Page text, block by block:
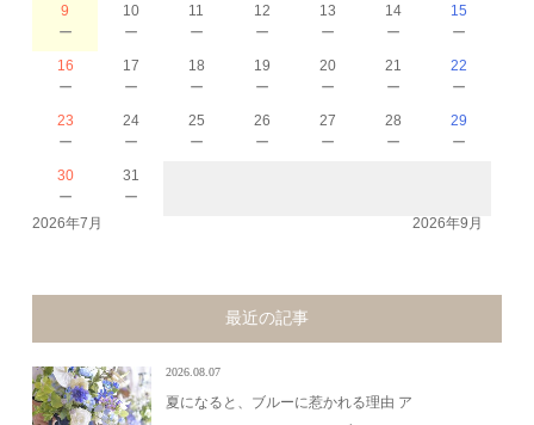
9
－
10
－
11
－
12
－
13
－
14
－
15
－
16
－
17
－
18
－
19
－
20
－
21
－
22
－
23
－
24
－
25
－
26
－
27
－
28
－
29
－
30
－
31
－
2026年7月 2026年9月
最近の記事
2026.08.07
夏になると、ブルーに惹かれる理由 ア